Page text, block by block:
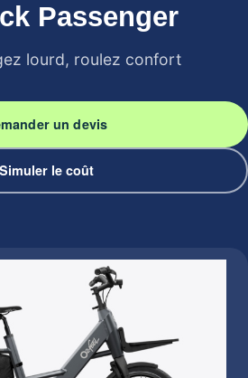
Passenger
lourd, roulez confort
un devis
Simuler le coût